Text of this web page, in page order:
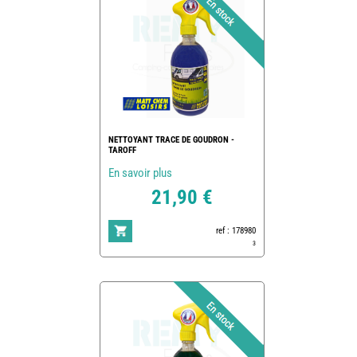
NETTOYANT TRACE DE GOUDRON -
TAROFF
En savoir plus
21,90 €
ref : 178980
3